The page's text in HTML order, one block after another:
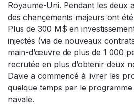
Royaume-Uni. Pendant les deux
des changements majeurs ont
Plus de 300 M$ en
injectés (via de nouveaux
main-d’œuvre de plus de 1 000
recrutée en plus d’obtenir deux
Davie a commencé à livrer les
quelque temps par le
navale.